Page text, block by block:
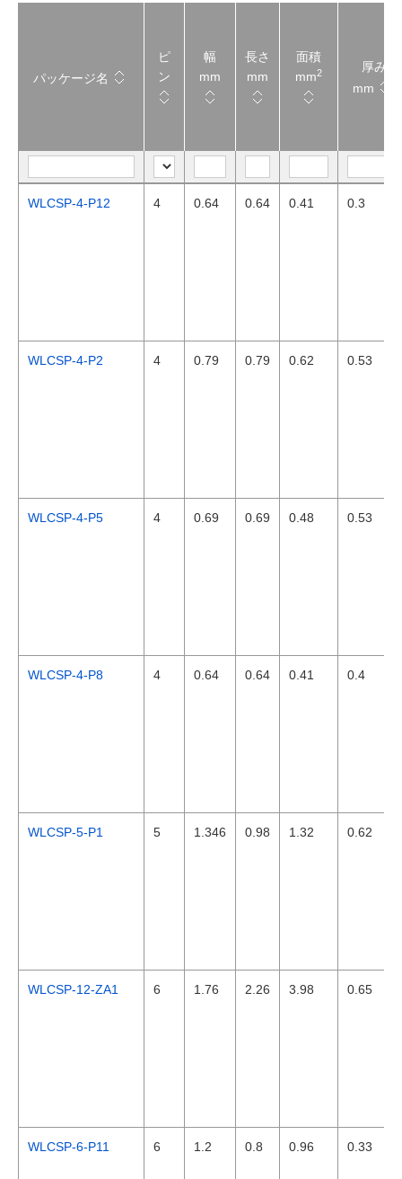
パッケージ名
ピ
ン
幅
mm
長さ
mm
面積
mm2
厚み
mm
WLCSP-4-P12 4 0.64 0.64 0.41 0.3
WLCSP-4-P2 4 0.79 0.79 0.62 0.53
WLCSP-4-P5 4 0.69 0.69 0.48 0.53
WLCSP-4-P8 4 0.64 0.64 0.41 0.4
WLCSP-5-P1 5 1.346 0.98 1.32 0.62
WLCSP-12-ZA1 6 1.76 2.26 3.98 0.65
WLCSP-6-P11 6 1.2 0.8 0.96 0.33